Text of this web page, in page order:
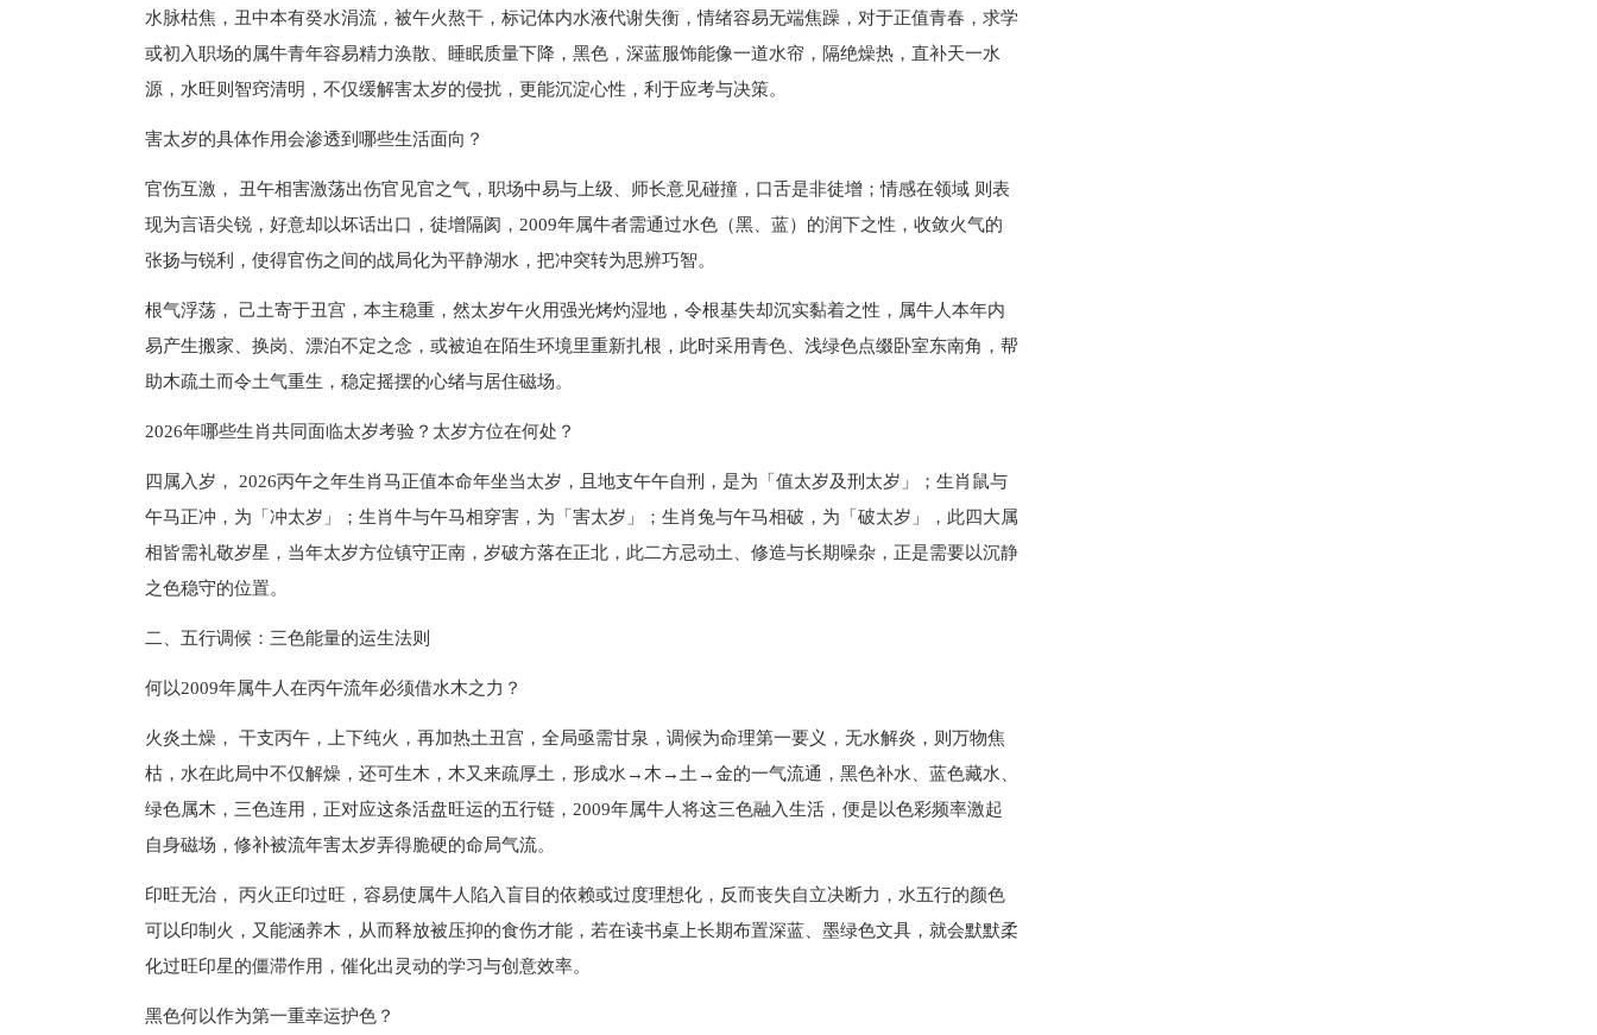
水脉枯焦，丑中本有癸水涓流，被午火熬干，标记体内水液代谢失衡，情绪容易无端焦躁，对于正值青春，求学
或初入职场的属牛青年容易精力涣散、睡眠质量下降，黑色，深蓝服饰能像一道水帘，隔绝燥热，直补天一水
源，水旺则智窍清明，不仅缓解害太岁的侵扰，更能沉淀心性，利于应考与决策。
害太岁的具体作用会渗透到哪些生活面向？
官伤互激， 丑午相害激荡出伤官见官之气，职场中易与上级、师长意见碰撞，口舌是非徒增；情感在领域 则表
现为言语尖锐，好意却以坏话出口，徒增隔阂，2009年属牛者需通过水色（黑、蓝）的润下之性，收敛火气的
张扬与锐利，使得官伤之间的战局化为平静湖水，把冲突转为思辨巧智。
根气浮荡， 己土寄于丑宫，本主稳重，然太岁午火用强光烤灼湿地，令根基失却沉实黏着之性，属牛人本年内
易产生搬家、换岗、漂泊不定之念，或被迫在陌生环境里重新扎根，此时采用青色、浅绿色点缀卧室东南角，帮
助木疏土而令土气重生，稳定摇摆的心绪与居住磁场。
2026年哪些生肖共同面临太岁考验？太岁方位在何处？
四属入岁， 2026丙午之年生肖马正值本命年坐当太岁，且地支午午自刑，是为「值太岁及刑太岁」；生肖鼠与
午马正冲，为「冲太岁」；生肖牛与午马相穿害，为「害太岁」；生肖兔与午马相破，为「破太岁」，此四大属
相皆需礼敬岁星，当年太岁方位镇守正南，岁破方落在正北，此二方忌动土、修造与长期噪杂，正是需要以沉静
之色稳守的位置。
二、五行调候：三色能量的运生法则
何以2009年属牛人在丙午流年必须借水木之力？
火炎土燥， 干支丙午，上下纯火，再加热土丑宫，全局亟需甘泉，调候为命理第一要义，无水解炎，则万物焦
枯，水在此局中不仅解燥，还可生木，木又来疏厚土，形成水→木→土→金的一气流通，黑色补水、蓝色藏水、
绿色属木，三色连用，正对应这条活盘旺运的五行链，2009年属牛人将这三色融入生活，便是以色彩频率激起
自身磁场，修补被流年害太岁弄得脆硬的命局气流。
印旺无治， 丙火正印过旺，容易使属牛人陷入盲目的依赖或过度理想化，反而丧失自立决断力，水五行的颜色
可以印制火，又能涵养木，从而释放被压抑的食伤才能，若在读书桌上长期布置深蓝、墨绿色文具，就会默默柔
化过旺印星的僵滞作用，催化出灵动的学习与创意效率。
黑色何以作为第一重幸运护色？